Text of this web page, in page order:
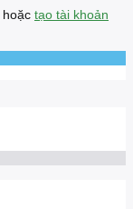
hoặc tạo tài khoản